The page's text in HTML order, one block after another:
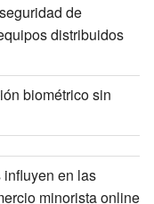
de
distribuidos
biométrico sin
en las
minorista online